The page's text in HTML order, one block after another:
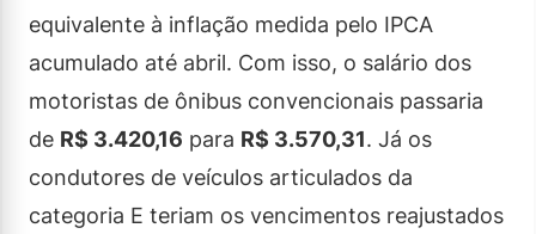
equivalente à inflação medida pelo IPCA
acumulado até abril. Com isso, o salário dos
motoristas de ônibus convencionais passaria
de R$ 3.420,16 para R$ 3.570,31. Já os
condutores de veículos articulados da
categoria E teriam os vencimentos reajustados